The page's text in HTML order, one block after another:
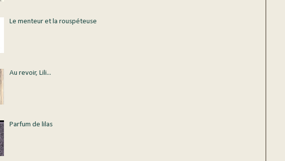
Le menteur et la rouspéteuse
Au revoir, Lili...
Parfum de lilas